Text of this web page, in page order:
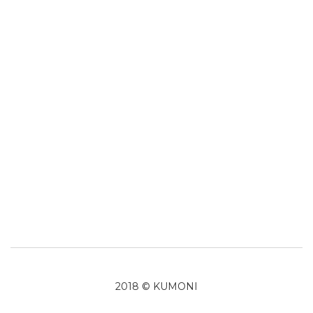
2018 © KUMONI